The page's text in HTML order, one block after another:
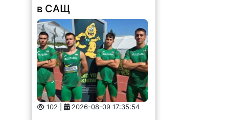
102 | 2026-08-09 17:35:54
Видинският атлет Васил Антонов
и врачанинът Деян Цветанов
бягаха на световното първенство
за юноши и девойки под 20
години в Юджийн, Орегон в
щафетата 4х100 м, заедно с Йоан
Каменов...